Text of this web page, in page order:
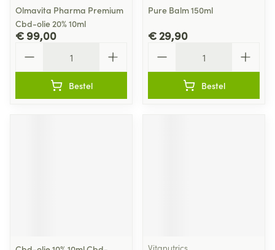
Olmavita Pharma Premium
Cbd-olie 20% 10ml
€ 99,00
Bestel
Pure Balm 150ml
€ 29,90
Bestel
Vitanutrics